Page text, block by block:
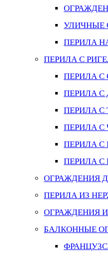
УЛИЧНЫЕ
ПЕРИЛА
ПЕРИЛА С
ПЕРИЛА
ПЕРИЛА С
ПЕРИЛА С
ПЕРИЛА С
ПЕРИЛА С
ПЕРИЛА
ОГРАЖДЕНИЯ
ПЕРИЛА ИЗ
ОГРАЖДЕНИЯ
БАЛКОННЫЕ